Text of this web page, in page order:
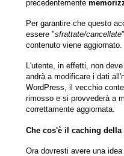
precedentemente
Per garantire che questo
essere "sfrattate/cancellate
contenuto viene aggiornato.
L'utente, in effetti, non
andrà a modificare i dati
WordPress, il vecchio
rimosso e si provvederà a
correttamente aggiornata.
Che cos'è il caching
Ora dovresti avere una